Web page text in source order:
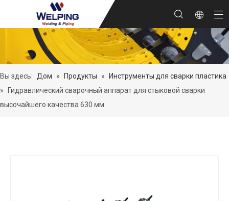
Вы здесь: Дом » Продукты »
Инструменты для сварки пластика
»
Гидравлический сварочный аппарат для стыковой сварки
высочайшего качества 630 мм